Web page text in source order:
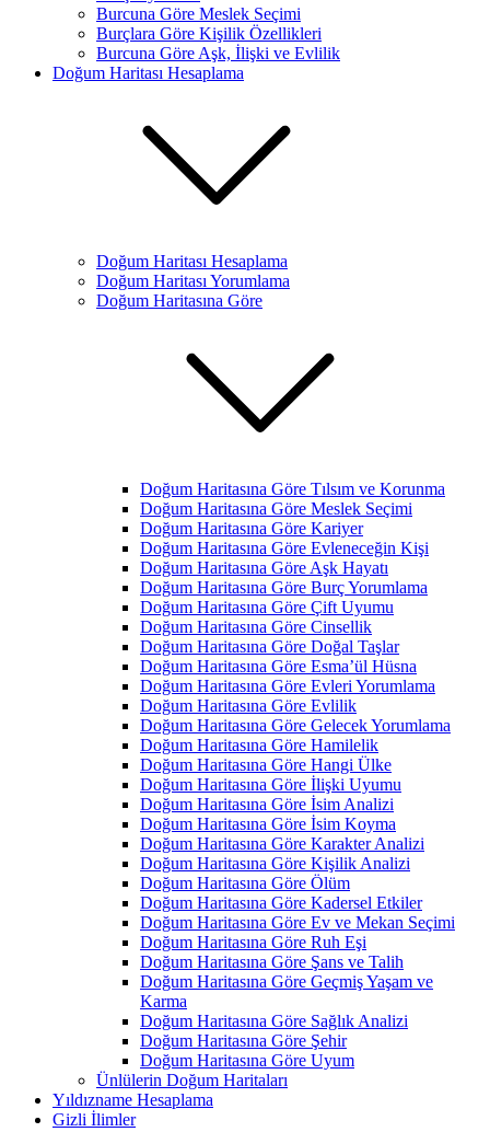
Burcuna Göre Meslek Seçimi
Burçlara Göre Kişilik Özellikleri
Burcuna Göre Aşk, İlişki ve Evlilik
Doğum Haritası Hesaplama
Doğum Haritası Hesaplama
Doğum Haritası Yorumlama
Doğum Haritasına Göre
Doğum Haritasına Göre Tılsım ve Korunma
Doğum Haritasına Göre Meslek Seçimi
Doğum Haritasına Göre Kariyer
Doğum Haritasına Göre Evleneceğin Kişi
Doğum Haritasına Göre Aşk Hayatı
Doğum Haritasına Göre Burç Yorumlama
Doğum Haritasına Göre Çift Uyumu
Doğum Haritasına Göre Cinsellik
Doğum Haritasına Göre Doğal Taşlar
Doğum Haritasına Göre Esma’ül Hüsna
Doğum Haritasına Göre Evleri Yorumlama
Doğum Haritasına Göre Evlilik
Doğum Haritasına Göre Gelecek Yorumlama
Doğum Haritasına Göre Hamilelik
Doğum Haritasına Göre Hangi Ülke
Doğum Haritasına Göre İlişki Uyumu
Doğum Haritasına Göre İsim Analizi
Doğum Haritasına Göre İsim Koyma
Doğum Haritasına Göre Karakter Analizi
Doğum Haritasına Göre Kişilik Analizi
Doğum Haritasına Göre Ölüm
Doğum Haritasına Göre Kadersel Etkiler
Doğum Haritasına Göre Ev ve Mekan Seçimi
Doğum Haritasına Göre Ruh Eşi
Doğum Haritasına Göre Şans ve Talih
Doğum Haritasına Göre Geçmiş Yaşam ve
Karma
Doğum Haritasına Göre Sağlık Analizi
Doğum Haritasına Göre Şehir
Doğum Haritasına Göre Uyum
Ünlülerin Doğum Haritaları
Yıldızname Hesaplama
Gizli İlimler